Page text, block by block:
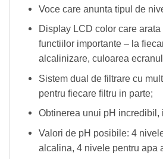
Voce care anunta tipul de
Display LCD color care arata
functiilor importante – la
alcalinizare, culoarea
Sistem dual de filtrare cu
pentru fiecare filtru in parte;
Obtinerea unui pH incredibil,
Valori de pH posibile: 4
alcalina, 4 nivele pentru apa